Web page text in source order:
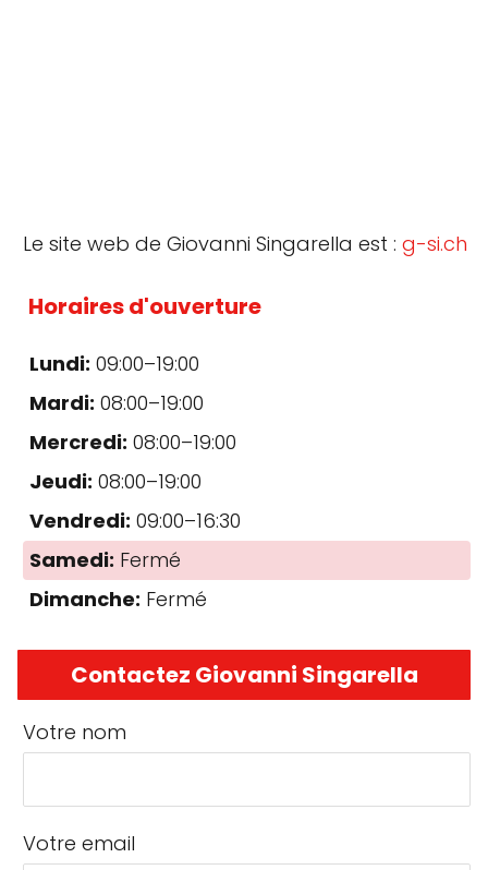
Le site web de Giovanni Singarella est : g-si.ch
Horaires d'ouverture
Lundi: 09:00–19:00
Mardi: 08:00–19:00
Mercredi: 08:00–19:00
Jeudi: 08:00–19:00
Vendredi: 09:00–16:30
Samedi: Fermé
Dimanche: Fermé
Contactez Giovanni Singarella
Votre nom
Votre email